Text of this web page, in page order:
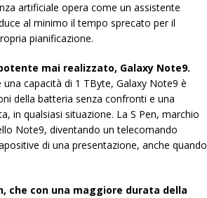
artificiale opera come un assistente
al minimo il tempo sprecato per il
pianificazione.
mai realizzato, Galaxy Note9.
capacità di 1 TByte, Galaxy Note9 è
della batteria senza confronti e una
in qualsiasi situazione. La S Pen, marchio
Note9, diventando un telecomando
di una presentazione, anche quando
che con una maggiore durata della